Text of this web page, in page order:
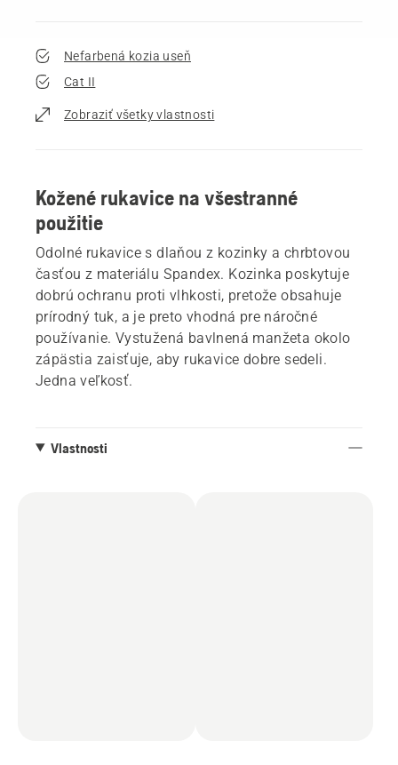
Nefarbená kozia useň
Cat II
Zobraziť všetky vlastnosti
Kožené rukavice na všestranné
použitie
Odolné rukavice s dlaňou z kozinky a chrbtovou
časťou z materiálu Spandex. Kozinka poskytuje
dobrú ochranu proti vlhkosti, pretože obsahuje
prírodný tuk, a je preto vhodná pre náročné
používanie. Vystužená bavlnená manžeta okolo
zápästia zaisťuje, aby rukavice dobre sedeli.
Jedna veľkosť.
Vlastnosti